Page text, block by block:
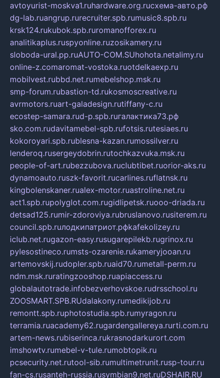
avtoyurist-moskva1.ruhardware.org.ruсхема-авто.рф
dg-lab.ruangrup.rurecruiter.spb.rumusic8.spb.ru
krsk124.rukubok.spb.ruromanofforex.ru
analitikaplus.ruspyonline.ruzosikamery.ru
sloboda-ural.pp.ruAUTO-COM.SUhohota.netalimy.ru
online-z.comaromat-vostoka.ruotdelkaexp.ru
mobilvest.rubbd.net.rumebelshop.msk.ru
smp-forum.rubastion-td.rukosmoscreative.ru
avrmotors.ruart-galadesign.rutiffany-c.ru
ecostep-samara.rud-p.spb.ruгалактика73.рф
sko.com.rudavitamebel-spb.rufotsis.rutesiaes.ru
kokoroyari.spb.rublesna-kazan.rumossilver.ru
lenderoq.rusergeydobrin.rutochkazvuka.msk.ru
people-of-art.rubezzubova.ruclubtibet.ruorior-aks.ru
dynamoauto.ruszk-favorit.rucarlines.ruflatnsk.ru
kingbolenskaner.rualex-motor.ruastroline.net.ru
act1.spb.rupolyglot.com.rugidlipetsk.ruooo-driada.ru
detsad125.rumir-zdoroviya.rubruslanovo.rusiterem.ru
council.spb.ruлодкипатриот.рфkafekolizey.ru
iclub.net.rugazon-easy.rusugarepilekb.rugrinox.ru
pylesostineco.rumsts-ozarenie.rukameryjooan.ru
artemovskij.rudopler.spb.ruaid70.rumetall-perm.ru
ndm.msk.ruratingzooshop.ruapiaccess.ru
globalautotrade.infobezverhovskoe.rudrsschool.ru
ZOOSMART.SPB.RUdalakony.rumedikijob.ru
remontt.spb.ruphotostudia.spb.rumyragon.ru
terramia.ruacademy62.rugardengallereya.rurti.com.ru
artem-news.rubiserinca.rukrasnodarkurort.com
imshowtv.rumebel-v-tule.rumobtopik.ru
pcsecurity.net.rutool-sib.rumultimetrunit.rusp-tour.ru
fan-cs.rusanteh-russia.rusymbian9.net.ruDSHAIR.RU